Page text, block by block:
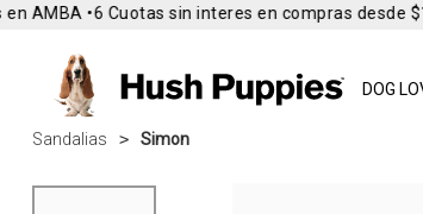
DOG
AMBA •6 Cuotas sin interes en compras desde
Sandalias Simon